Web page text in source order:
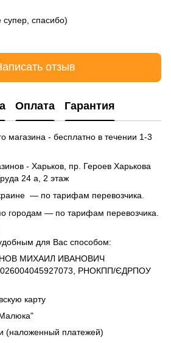
супер, спасибо)
отзыв
Оплата Гарантия
магазина - бесплатно в течении 1-3
- Харьков, пр. Героев Харькова
24 а, 2 этаж
— по тарифам перевозчика.
городам — по тарифам перевозчика.
для Вас способом:
МИХАИЛ ИВАНОВИЧ
РНОКПП/ЄДРПОУ
карту
(наложенный платежей)